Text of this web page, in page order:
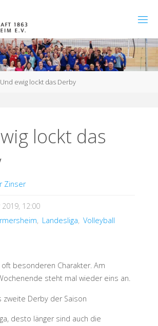
Und ewig lockt das Derby
lockt das
Zinser
12:00
, Landesliga, Volleyball
besonderen Charakter. Am
steht mal wieder eins an.
zweite Derby der Saison
desto länger sind auch die